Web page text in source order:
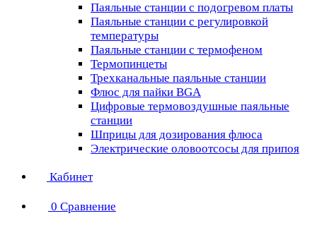
Паяльные станции с подогревом платы
Паяльные станции с регулировкой
температуры
Паяльные станции с термофеном
Термопинцеты
Трехканальные паяльные станции
Флюс для пайки BGA
Цифровые термовоздушные паяльные
станции
Шприцы для дозирования флюса
Электрические оловоотсосы для припоя
Кабинет
0 Сравнение